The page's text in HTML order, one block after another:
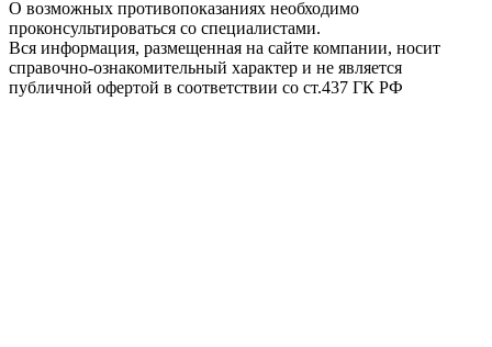
О возможных противопоказаниях необходимо
проконсультироваться со специалистами.
Вся информация, размещенная на сайте компании, носит
справочно-ознакомительный характер и не является
публичной офертой в соответствии со ст.437 ГК РФ